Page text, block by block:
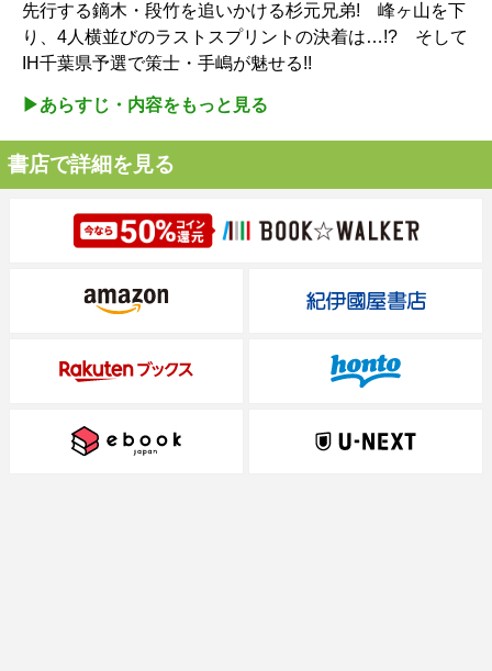
先行する鏑木・段竹を追いかける杉元兄弟! 峰ヶ山を下
り、4人横並びのラストスプリントの決着は…!? そして
IH千葉県予選で策士・手嶋が魅せる!!
▶︎あらすじ・内容をもっと見る
書店で詳細を見る